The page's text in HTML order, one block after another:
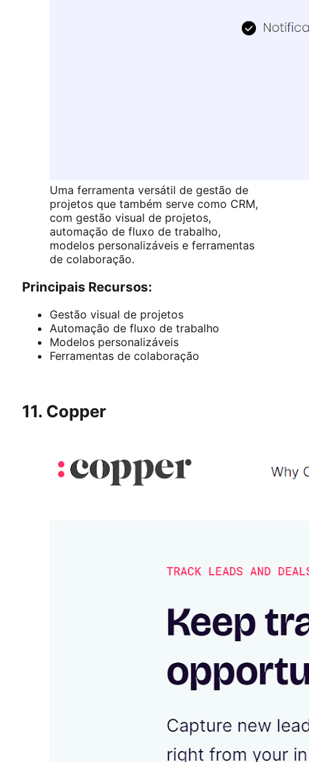
Uma ferramenta versátil de gestão de
projetos que também serve como CRM,
com gestão visual de projetos,
automação de fluxo de trabalho,
modelos personalizáveis e ferramentas
de colaboração.
Principais Recursos:
Gestão visual de projetos
Automação de fluxo de trabalho
Modelos personalizáveis
Ferramentas de colaboração
11. Copper